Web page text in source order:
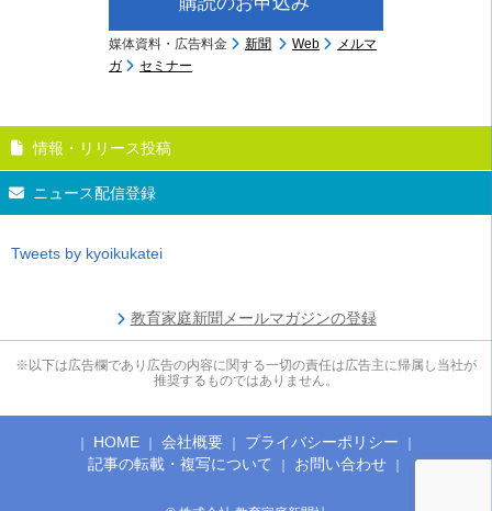
媒体資料・広告料金 新聞 Web
メルマ
ガ
セミナー
情報・リリース投稿
ニュース配信登録
Tweets by kyoikukatei
教育家庭新聞メールマガジンの登録
※以下は広告欄であり広告の内容に関する一切の責任は広告主に帰属し当社が
推奨するものではありません。
HOME 会社概要
プライバシーポリシー
記事の転載・複写について
お問い合わせ